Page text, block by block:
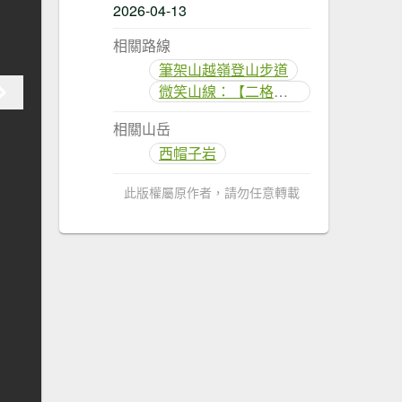
2026-04-13
相關路線
筆架山越嶺登山步道
微笑山線：【二格山系】筆架連峰段
相關山岳
西帽子岩
此版權屬原作者，請勿任意轉載